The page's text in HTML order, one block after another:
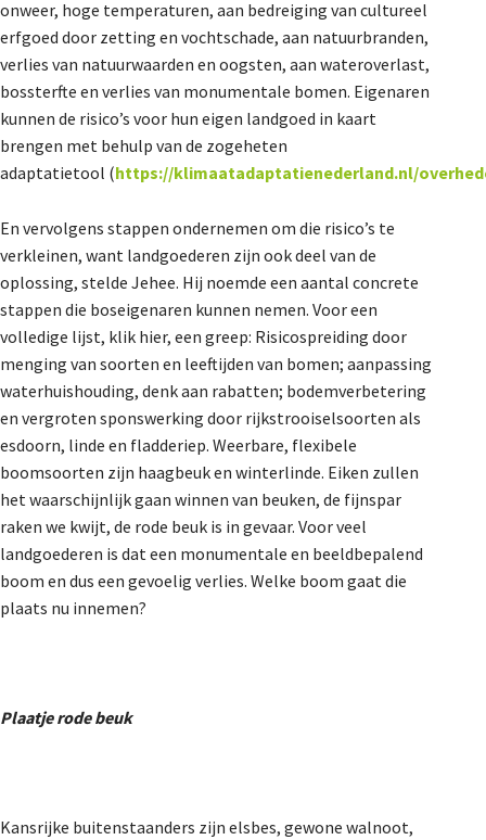
onweer, hoge temperaturen, aan bedreiging van cultureel
erfgoed door zetting en vochtschade, aan natuurbranden,
verlies van natuurwaarden en oogsten, aan wateroverlast,
bossterfte en verlies van monumentale bomen. Eigenaren
kunnen de risico’s voor hun eigen landgoed in kaart
brengen met behulp van de zogeheten
adaptatietool (https://klimaatadaptatienederland.nl/
En vervolgens stappen ondernemen om die risico’s te
verkleinen, want landgoederen zijn ook deel van de
oplossing, stelde Jehee. Hij noemde een aantal concrete
stappen die boseigenaren kunnen nemen. Voor een
volledige lijst, klik hier, een greep: Risicospreiding door
menging van soorten en leeftijden van bomen; aanpassing
waterhuishouding, denk aan rabatten; bodemverbetering
en vergroten sponswerking door rijkstrooiselsoorten als
esdoorn, linde en fladderiep. Weerbare, flexibele
boomsoorten zijn haagbeuk en winterlinde. Eiken zullen
het waarschijnlijk gaan winnen van beuken, de fijnspar
raken we kwijt, de rode beuk is in gevaar. Voor veel
landgoederen is dat een monumentale en beeldbepalend
boom en dus een gevoelig verlies. Welke boom gaat die
plaats nu innemen?
Plaatje rode beuk
Kansrijke buitenstaanders zijn elsbes, gewone walnoot,